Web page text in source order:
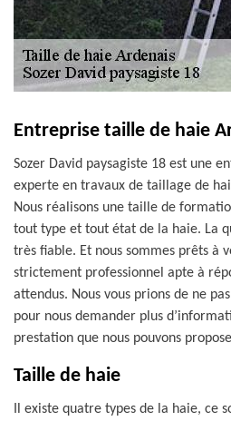
Entreprise taille de haie
Sozer David paysagiste 18 est une
experte en travaux de taillage de
Nous réalisons une taille de
tout type et tout état de la haie. La
très fiable. Et nous sommes prêts à
strictement professionnel apte à
attendus. Nous vous prions de ne
pour nous demander plus
prestation que nous pouvons
Taille de haie
Il existe quatre types de la haie, ce